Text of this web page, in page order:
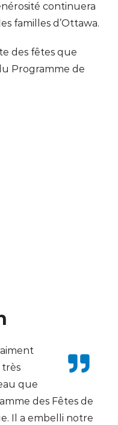
continuera
familles d’Ottawa.
des fêtes que
Programme de
très
que
des Fêtes de
Il a embelli notre